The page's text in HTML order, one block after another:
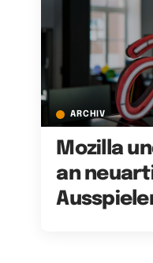
ARCHIV
Mozilla
an